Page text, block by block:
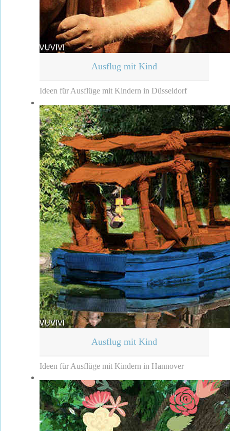
Ausflug mit Kind
Ideen für Ausflüge mit Kindern in Düsseldorf
Ausflug mit Kind
Ideen für Ausflüge mit Kindern in Hannover